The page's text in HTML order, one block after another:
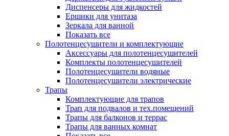
Диспенсеры для жидкостей
Ершики для унитаза
Зеркала для ванной
Показать все
Полотенцесушители и комплектующие
Аксессуары для полотенцесушителей
Комплекты полотенцесушителей
Полотенцесушители водяные
Полотенцесушители электрические
Трапы
Комплектующие для трапов
Трап для подвалов и тех.помещений
Трапы для балконов и террас
Трапы для ванных комнат